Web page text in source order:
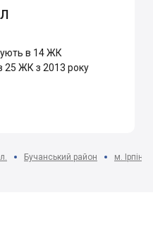
в 14 ЖК
25 ЖК з 2013 року
Бучанський район м. Ірпінь